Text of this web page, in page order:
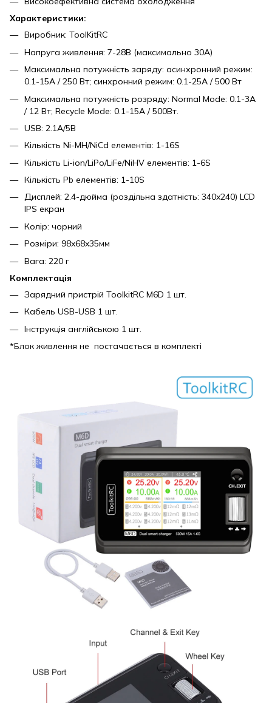
Характеристики:
Виробник: ToolKitRC
Напруга живлення: 7-28В (максимально 30А)
Максимальна потужність заряду: асинхронний режим:
0.1-15A / 250 Вт; синхронний режим: 0.1-25A / 500 Вт
Максимальна потужність розряду: Normal Mode: 0.1-3А
/ 12 Вт; Recycle Mode: 0.1-15А / 500Вт.
USB: 2.1А/5В
Кількість Ni-MH/NiCd елементів: 1-16S
Кількість Li-ion/LiPo/LiFe/NiHV елементів: 1-6S
Кількість Pb елементів: 1-10S
Дисплей: 2.4-дюйма (роздільна здатність: 340x240) LCD
IPS екран
Колір: чорний
Розміри: 98x68x35мм
Вага: 220 г
Комплектація
Зарядний пристрій ToolkitRC M6D 1 шт.
Кабель USB-USB 1 шт.
Інструкція англійською 1 шт.
*Блок живлення не постачається в комплекті